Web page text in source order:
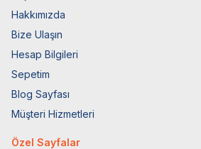
Hakkımızda
Bize Ulaşın
Hesap Bilgileri
Sepetim
Blog Sayfası
Müşteri Hizmetleri
Özel Sayfalar